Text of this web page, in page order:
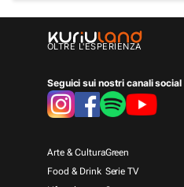
OLTRE L'ESPERIENZA
Seguici sui nostri canali social
Arte & Cultura
Food & Drink
Green
Serie TV